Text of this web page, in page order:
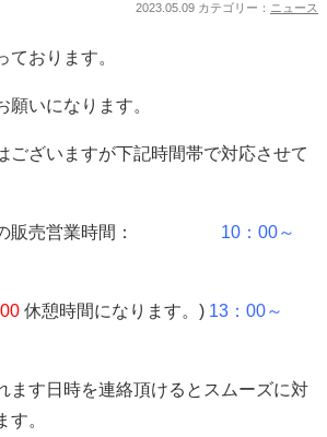
2023.05.09 カテゴリー： ニュース
ております。
願いになります。
ございますが下記時間帯で対応させて
材の販売営業時間： 10：00～
休憩時間になります。) 13：00～
ます日時を連絡頂けるとスムーズに対
す。